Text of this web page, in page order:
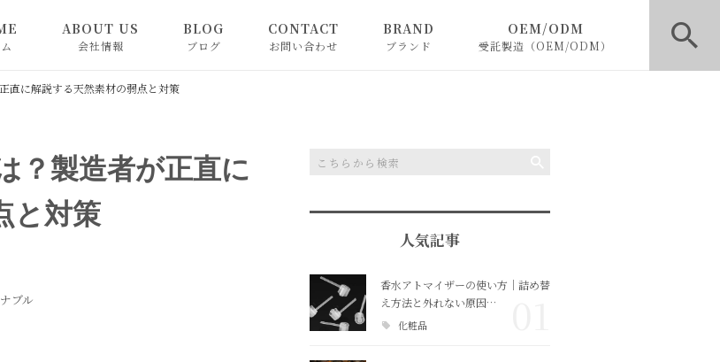
ABOUT US
会社情報
BLOG
ブログ
BLOG
CONTACT
お問い合わせ
BRAND
ブランド
OEM/ODM
受託製造（OEM/ODM）
直に解説する天然素材の弱点と対策
？製造者が正直に
と対策
ブル
人気記事
香水アトマイザーの使い方｜詰め替
え方法と外れない原因…
化粧品